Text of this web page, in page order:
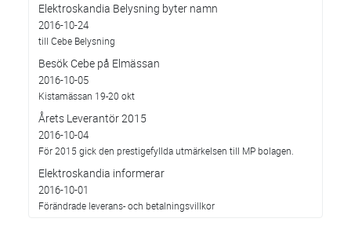
Elektroskandia Belysning byter namn
2016-10-24
till Cebe Belysning
Besök Cebe på Elmässan
2016-10-05
Kistamässan 19-20 okt
Årets Leverantör 2015
2016-10-04
För 2015 gick den prestigefyllda utmärkelsen till MP bolagen.
Elektroskandia informerar
2016-10-01
Förändrade leverans- och betalningsvillkor